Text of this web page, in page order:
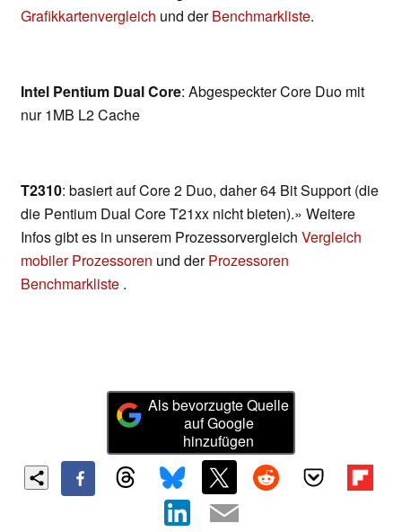
Grafikkartenvergleich und derBenchmarkliste.
Intel Pentium Dual Core: Abgespeckter Core Duo mit
nur 1MB L2 Cache
T2310: basiert auf Core 2 Duo, daher 64 Bit Support (die
die Pentium Dual Core T21xx nicht bieten).» Weitere
Infos gibt es in unserem Prozessorvergleich Vergleich
mobiler Prozessoren und derProzessoren
Benchmarkliste .
Als bevorzugte Quelle
auf Google
hinzufügen